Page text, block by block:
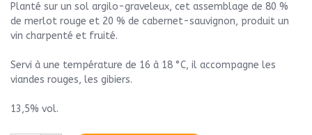
Planté sur un sol argilo-graveleux, cet assemblage de 80 %
de merlot rouge et 20 % de cabernet-sauvignon, produit un
vin charpenté et fruité.
Servi à une température de 16 à 18 °C, il accompagne les
viandes rouges, les gibiers.
13,5% vol.